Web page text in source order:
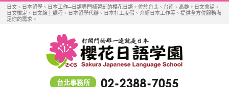
日文、日本留學、日本工作─日語專門補習班的櫻花日語。位於台北、台南、高雄。日文會話、
日文檢定、日文線上課程、日本留學代辦、日本打工度假、介紹日本工作等、提供全方位服務滿
足你的需求。
台北事務所